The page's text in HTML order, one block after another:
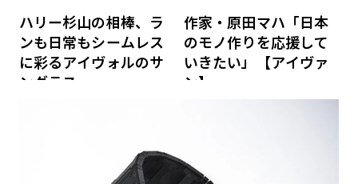
ハリー杉山の相棒、ラ
ンも日常もシームレス
に彩るアイヴォルのサ
ングラス
作家・原田マハ「日本
のモノ作りを応援して
いきたい」【アイヴァ
ン】